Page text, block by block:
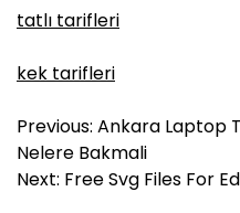
tatlı tarifleri
kek tarifleri
Y
a
z
Previous: Ankara Laptop
Nelere Bakmali
Next: Free Svg Files For